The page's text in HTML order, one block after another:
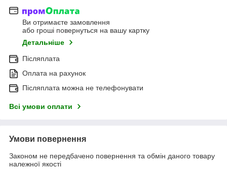
Ви отримаєте замовлення
або гроші повернуться на вашу картку
Детальніше
Післяплата
Оплата на рахунок
Післяплата можна не телефонувати
Всі умови оплати
Умови повернення
Законом не передбачено повернення та обмін даного товару
належної якості